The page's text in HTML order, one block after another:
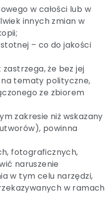
w całości lub w
innych zmian w
– co do jakości
że bez jej
tematy polityczne,
ze zbiorem
zakresie niż wskazany
powinna
fotograficznych,
naruszenie
w tym celu narzędzi,
w ramach